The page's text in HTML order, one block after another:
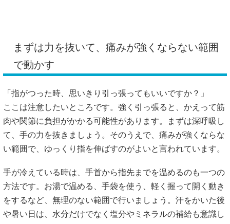
まずは力を抜いて、痛みが強くならない範囲
で動かす
「指がつった時、思いきり引っ張ってもいいですか？」
ここは注意したいところです。強く引っ張ると、かえって筋
肉や関節に負担がかかる可能性があります。まずは深呼吸し
て、手の力を抜きましょう。そのうえで、痛みが強くならな
い範囲で、ゆっくり指を伸ばすのがよいと言われています。
手が冷えている時は、手首から指先までを温めるのも一つの
方法です。お湯で温める、手袋を使う、軽く握って開く動き
をするなど、無理のない範囲で行いましょう。汗をかいた後
や暑い日は、水分だけでなく塩分やミネラルの補給も意識し